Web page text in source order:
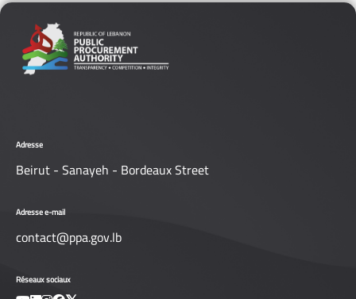
Adresse
Beirut - Sanayeh - Bordeaux Street
Adresse e-mail
contact@ppa.gov.lb
Réseaux sociaux